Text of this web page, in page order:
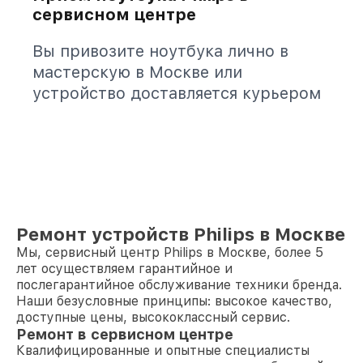
сервисном центре
Вы привозите ноутбука лично в
мастерскую в Москве или
устройство доставляется курьером
Ремонт устройств Philips в Москве
Мы, сервисный центр Philips в Москве, более 5
лет осуществляем гарантийное и
послегарантийное обслуживание техники бренда.
Наши безусловные принципы: высокое качество,
доступные цены, высококлассный сервис.
Ремонт в сервисном центре
Квалифицированные и опытные специалисты